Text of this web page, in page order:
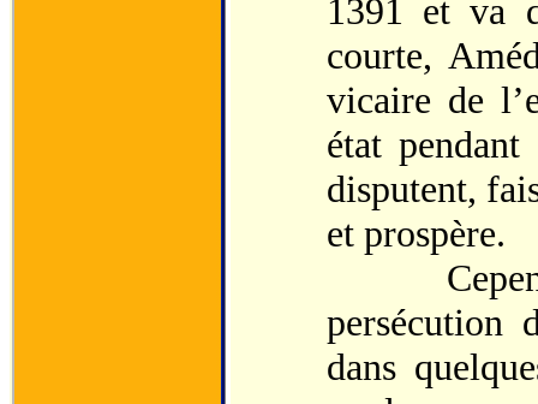
1391 et va
courte,
vicaire de
état
disputent,
et prospère.
persécution
dans